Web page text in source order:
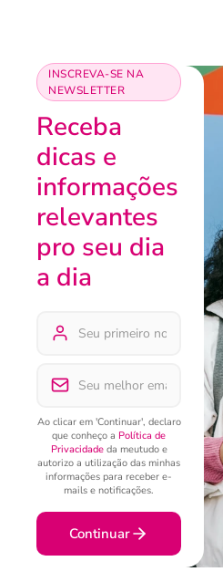
INSCREVA-SE NA
NEWSLETTER
Receba
dicas e
informações
relevantes
pro seu dia
a dia
Ao clicar em 'Continuar', declaro
que conheço a Política de
Privacidadeda meutudo e
autorizo a utilização das minhas
informações para receber e-
mails e notificações.
Continuar